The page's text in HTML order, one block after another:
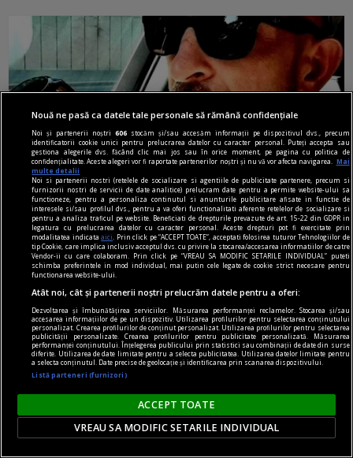
prof, viața mea
Viitorul începe ieri
Au mai fost și alte titluri, bineînțeles, poate nu
atît de cunoscute, unele de psihologie și
dezvoltare personală.
Horia CORCHEŞ
Nouă ne pasă ca datele tale personale să rămână confidențiale
Noi și partenerii noștri606 stocăm și/sau accesăm informații pe dispozitivul dvs., precum
identificatorii cookie unici pentru prelucrarea datelor cu caracter personal. Puteți accepta sau
gestiona alegerile dvs. făcând clic mai jos sau în orice moment, pe pagina cu politica de
confidențialitate. Aceste alegeri vor fi raportate partenerilor noștri și nu vă vor afecta navigarea.
Mai
multe detalii
Noi si partenerii nostri (retelele de socializare si agentiile de publicitate partenere, precum si
furnizorii nostri de servicii de date analitice) prelucram date pentru a permite website-ului sa
functioneze, pentru a personaliza continutul si anunturile publicitare afisate in functie de
interesele si/sau profilul dvs., pentru a va oferi functionalitati aferente retelelor de socializare si
pentru a analiza traficul pe website. Beneficiati de drepturile prevazute de art. 15-22 din GDPR in
legatura cu prelucrarea datelor cu caracter personal. Aceste drepturi pot fi exercitate prin
modalitatea indicataaici
. Prin click pe “ACCEPT TOATE”, acceptati folosirea tuturor Tehnologiilor de
tip Cookie, care implica inclusiv acceptul dvs. cu privire la stocarea/accesarea informatiilor de catre
Vendor-ii cu care colaboram. Prin click pe “VREAU SA MODIFIC SETARILE INDIVIDUAL” puteti
schimba preferintele in mod individual, mai putin cele legate de cookie strict necesare pentru
functionarea website-ului.
Atât noi, cât și partenerii noștri prelucrăm datele pentru a oferi:
Dezvoltarea și îmbunătățirea serviciilor. Măsurarea performanței reclamelor. Stocarea și/sau
accesarea informațiilor de pe un dispozitiv. Utilizarea profilurilor pentru selectarea conținutului
personalizat. Crearea profilurilor de conținut personalizat. Utilizarea profilurilor pentru selectarea
publicității personalizate. Crearea profilurilor pentru publicitate personalizată. Măsurarea
performanței conținutului. Înțelegerea publicului prin statistici sau combinații de date din surse
diferite. Utilizarea de date limitate pentru a selecta publicitatea. Utilizarea datelor limitate pentru
a selecta conținutul. Date precise de geolocație și identificarea prin scanarea dispozitivului.
Listă parteneri (furnizori)
ACCEPT TOATE
VREAU SA MODIFIC SETARILE INDIVIDUAL